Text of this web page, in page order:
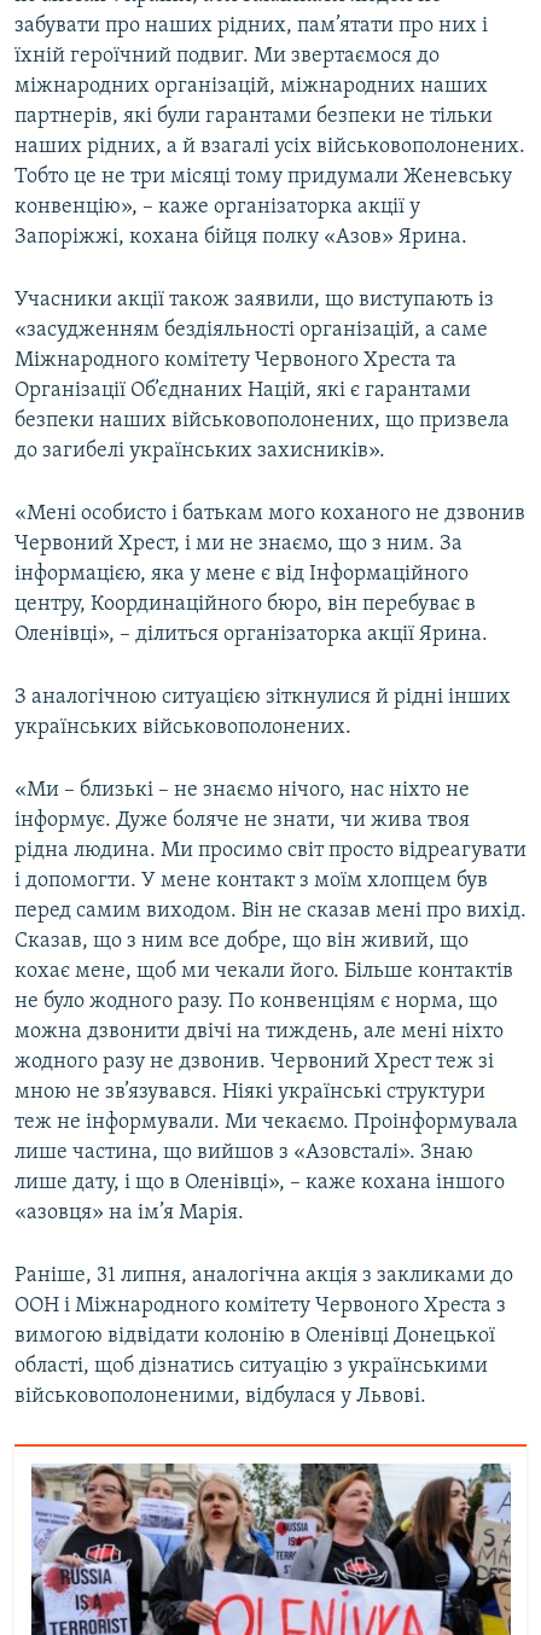
забувати про наших рідних, пам’ятати про них і
їхній героїчний подвиг. Ми звертаємося до
міжнародних організацій, міжнародних наших
партнерів, які були гарантами безпеки не тільки
наших рідних, а й взагалі усіх військовополонених.
Тобто це не три місяці тому придумали Женевську
конвенцію», – каже організаторка акції у
Запоріжжі, кохана бійця полку «Азов» Ярина.
Учасники акції також заявили, що виступають із
«засудженням бездіяльності організацій, а саме
Міжнародного комітету Червоного Хреста та
Організації Об’єднаних Націй, які є гарантами
безпеки наших військовополонених, що призвела
до загибелі українських захисників».
«Мені особисто і батькам мого коханого не дзвонив
Червоний Хрест, і ми не знаємо, що з ним. За
інформацією, яка у мене є від Інформаційного
центру, Координаційного бюро, він перебуває в
Оленівці», – ділиться організаторка акції Ярина.
З аналогічною ситуацією зіткнулися й рідні інших
українських військовополонених.
«Ми – близькі – не знаємо нічого, нас ніхто не
інформує. Дуже боляче не знати, чи жива твоя
рідна людина. Ми просимо світ просто відреагувати
і допомогти. У мене контакт з моїм хлопцем був
перед самим виходом. Він не сказав мені про вихід.
Сказав, що з ним все добре, що він живий, що
кохає мене, щоб ми чекали його. Більше контактів
не було жодного разу. По конвенціям є норма, що
можна дзвонити двічі на тиждень, але мені ніхто
жодного разу не дзвонив. Червоний Хрест теж зі
мною не зв’язувався. Ніякі українські структури
теж не інформували. Ми чекаємо. Проінформувала
лише частина, що вийшов з «Азовсталі». Знаю
лише дату, і що в Оленівці», – каже кохана іншого
«азовця» на ім’я Марія.
Раніше, 31 липня, аналогічна акція з закликами до
ООН і Міжнародного комітету Червоного Хреста з
вимогою відвідати колонію в Оленівці Донецької
області, щоб дізнатись ситуацію з українськими
військовополоненими, відбулася у Львові.